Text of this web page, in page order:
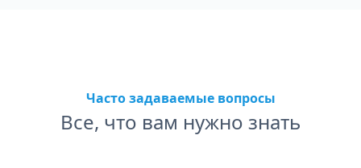
Часто задаваемые вопросы
Все, что вам нужно знать